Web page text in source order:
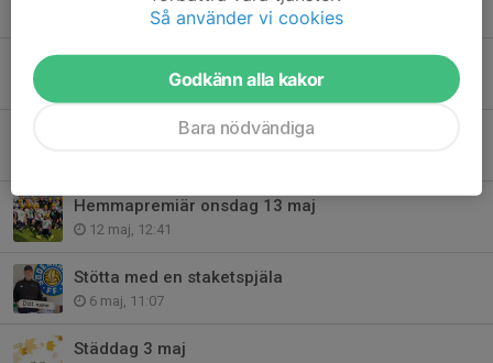
10 jun, 08:54
Veckans matcher
Hemmapremiär onsdag 13 maj
12 maj, 12:41
Stötta med en staketspjäla
6 maj, 11:07
Städdag 3 maj
Så använder vi cookies
Godkänn alla kakor
Bara nödvändiga